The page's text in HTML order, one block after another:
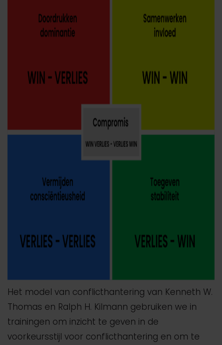
Het model van conflicthantering van Kenneth W.
Thomas en Ralph H. Kilmann gebruiken we in
trainingen om inzicht te geven in de
voorkeursstijl voor conflicthantering en om te